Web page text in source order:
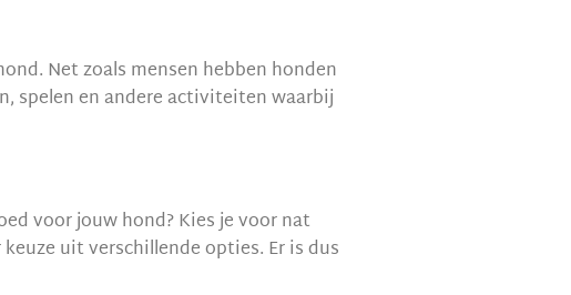
Net zoals mensen hebben honden
spelen en andere activiteiten waarbij
voor jouw hond? Kies je voor nat
uit verschillende opties. Er is dus